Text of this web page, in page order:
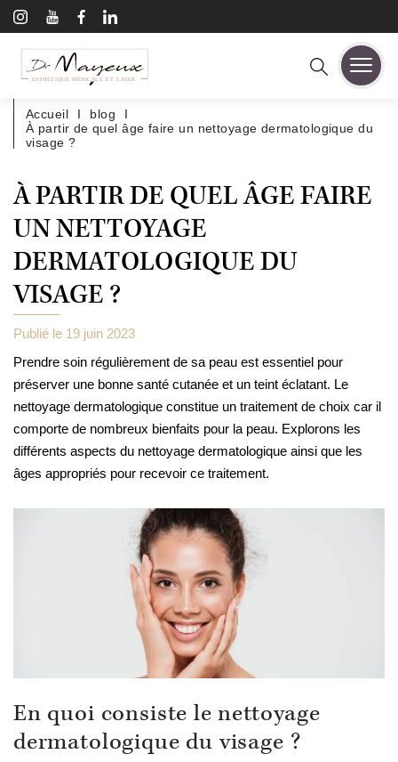
ESTHÉTIQUE MÉDICALE ET LASER
RECHERCHE :
Accueil I blog
I
À partir de quel âge faire un nettoyage dermatologique du
visage ?
À PARTIR DE QUEL ÂGE FAIRE
UN NETTOYAGE
DERMATOLOGIQUE DU
VISAGE ?
Publié le 19 juin 2023
Prendre soin régulièrement de sa peau est essentiel pour
préserver une bonne santé cutanée et un teint éclatant. Le
nettoyage dermatologique constitue un traitement de choix car il
comporte de nombreux bienfaits pour la peau. Explorons les
différents aspects du nettoyage dermatologique ainsi que les
âges appropriés pour recevoir ce traitement.
En quoi consiste le nettoyage
dermatologique du visage ?